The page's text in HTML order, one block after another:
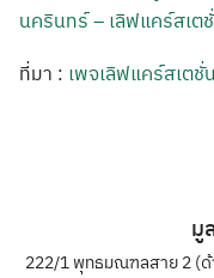
นครินทร์ – เลิฟแคร์สเต
ที่มา : เพจเลิฟแคร์สเต
มู
222/1 พุทธมณฑลสาย 2 (ด้